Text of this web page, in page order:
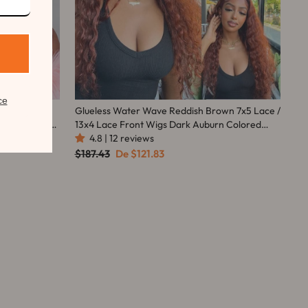
Glueless Water Wave Reddish Brown 7x5 Lace /
13x4 Lace Front Wigs Dark Auburn Colored
Human Hair Wig-Amanda Hair
4.8 | 12 reviews
Precio
$187.43 Precio
De $121.83